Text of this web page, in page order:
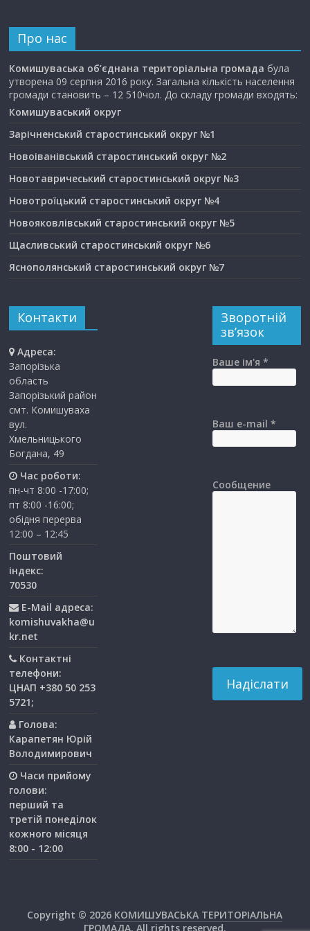
Про нас
Комишуваська об’єднана територіальна громада була
утворена 09 серпня 2016 року. Загальна кількість населення
громади становить – 12 510чол. До складу громади входять:
Комишуваський округ
Зарічненський старостинський округ №1
Новоіванівський старостинський округ №2
Новотавричеський старостинський округ №3
Новотроїцький старостинський округ №4
Новояковлівський старостинський округ №5
Щасливський старостинський округ №6
Яснополянський старостинський округ №7
Контакти
Адреса:
Запорізька
область
Запорізький район
смт. Комишуваха
вул.
Хмельницького
Богдана, 49
Час роботи:
пн-чт 8:00 -17:00;
пт 8:00 -16:00;
обідня перерва
12:00 – 12:45
Поштовий
індекс:
70530
E-Mail адреса:
komishuvakha@u
kr.net
Контактні
телефони:
ЦНАП +380 50 253
5721;
Голова:
Карапетян Юрій
Володимирович
Часи прийому
голови:
перший та
третiй понедiлок
кожного мiсяця
8:00 - 12:00
Зворотній
зв’язок
Ваше ім'я *
Ваш e-mail *
Сообщение
Copyright © 2026 КОМИШУВАСЬКА ТЕРИТОРІАЛЬНА
ГРОМАДА. All rights reserved.